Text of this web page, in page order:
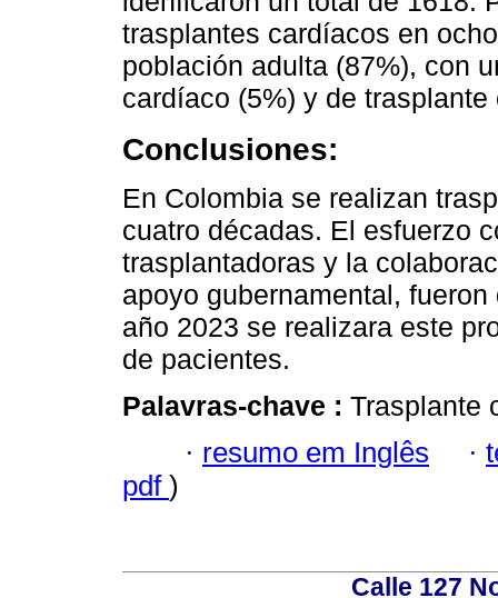
trasplantes cardíacos en
población adulta (87%), con
cardíaco (5%) y de
Conclusiones:
En Colombia se realizan
cuatro décadas. El esfuerzo
trasplantadoras y la
apoyo gubernamental,
año 2023 se realizara este
de pacientes.
Palavras-chave : Trasplante
· resumo em Inglês ·
pdf )
Calle 127